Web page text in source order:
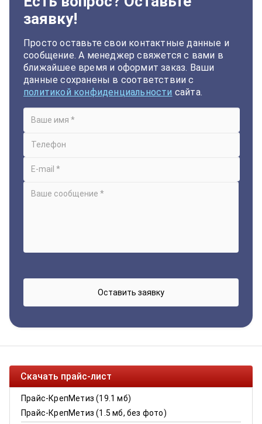
заявку!
Просто оставьте свои контактные данные и
сообщение. А менеджер свяжется с вами в
ближайшее время и оформит заказ. Ваши
данные сохранены в соответствии с
политикой конфиденциальности сайта.
Скачать прайс-лист
Прайс-КрепМетиз (19.1 мб)
Прайс-КрепМетиз (1.5 мб, без фото)